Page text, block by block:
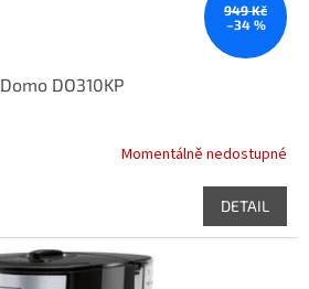
949 Kč
–34 %
Domo DO310KP
Momentálně nedostupné
DETAIL